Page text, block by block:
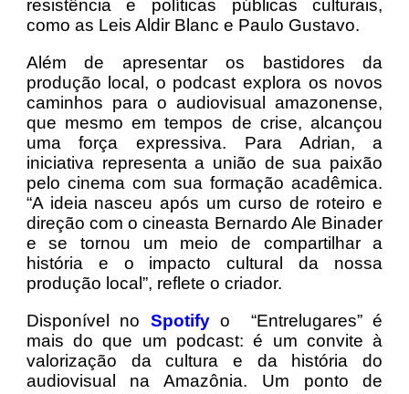
resistência e políticas públicas culturais,
como as Leis Aldir Blanc e Paulo Gustavo.
Além de apresentar os bastidores da
produção local, o podcast explora os novos
caminhos para o audiovisual amazonense,
que mesmo em tempos de crise, alcançou
uma força expressiva. Para Adrian, a
iniciativa representa a união de sua paixão
pelo cinema com sua formação acadêmica.
“A ideia nasceu após um curso de roteiro e
direção com o cineasta Bernardo Ale Binader
e se tornou um meio de compartilhar a
história e o impacto cultural da nossa
produção local”, reflete o criador.
Disponível no Spotifyo “Entrelugares” é
mais do que um podcast: é um convite à
valorização da cultura e da história do
audiovisual na Amazônia. Um ponto de